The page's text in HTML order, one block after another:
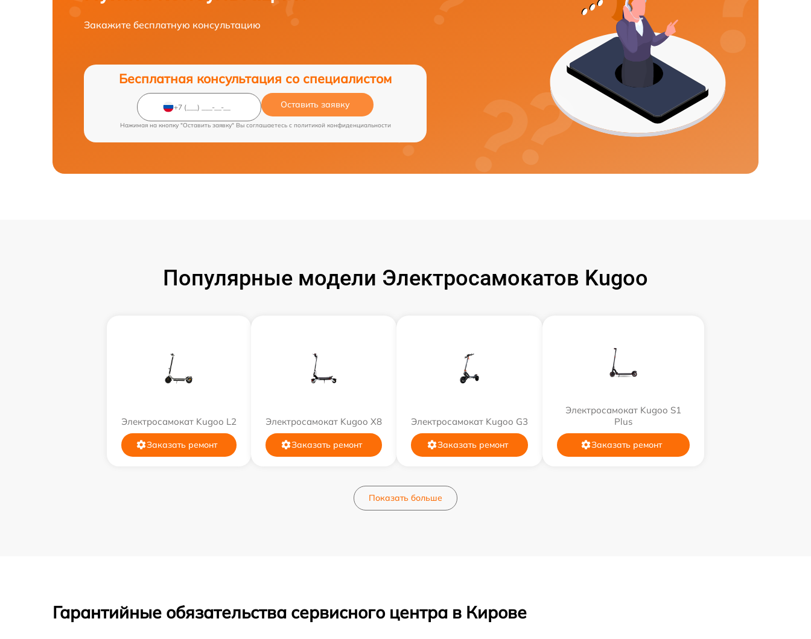
Закажите бесплатную консультацию
Бесплатная консультация со специалистом
Оставить заявку
Нажимая на кнопку "Оставить заявку" Вы соглашаетесь c политикой конфиденциальности
Популярные модели Электросамокатов Kugoo
Электросамокат Kugoo L2
Заказать ремонт
Электросамокат Kugoo X8
Заказать ремонт
Электросамокат Kugoo G3
Заказать ремонт
Электросамокат Kugoo S1
Plus
Заказать ремонт
Показать больше
Гарантийные обязательства сервисного центра в Кирове